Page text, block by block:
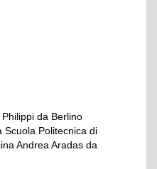
da Berlino
Scuola Politecnica di
Andrea Aradas da